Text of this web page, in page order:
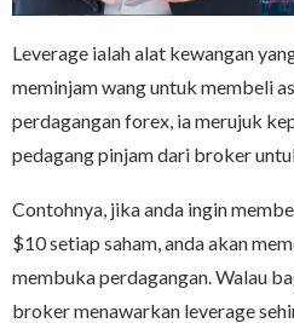
Leverage ialah alat kewangan
meminjam wang untuk membeli
perdagangan forex, ia merujuk
pedagang pinjam dari broker
Contohnya, jika anda ingin
$10 setiap saham, anda akan
membuka perdagangan. Walau
broker menawarkan leverage